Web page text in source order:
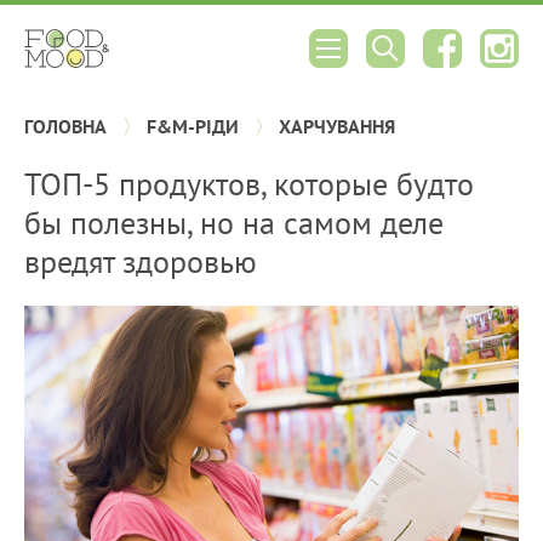
ГОЛОВНА F&M-РІДИ ХАРЧУВАННЯ
ТОП-5 продуктов, которые будто
бы полезны, но на самом деле
вредят здоровью